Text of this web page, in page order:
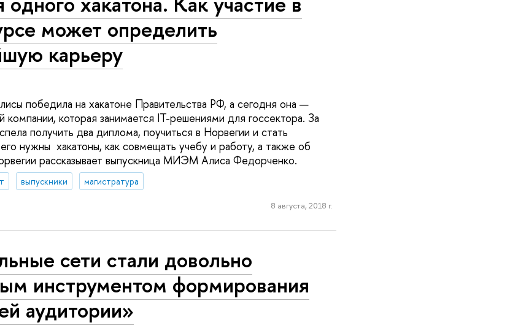
может определить
карьеру
победила на хакатоне Правительства РФ, а сегодня она —
компании, которая занимается IT-решениями для госсектора. За
получить два диплома, поучиться в Норвегии и стать
нужны хакатоны, как совмещать учебу и работу, а также об
рассказывает выпускница МИЭМ Алиса Федорченко.
выпускники
магистратура
8 августа, 2018 г.
сети стали довольно
инструментом формирования
аудитории»